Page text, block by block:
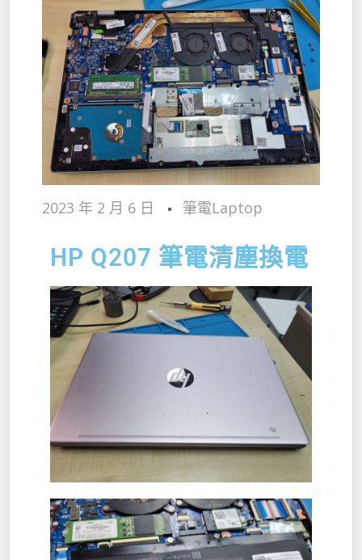
2023 年 2 月 6 日 筆電Laptop
HP Q207 筆電清塵換電